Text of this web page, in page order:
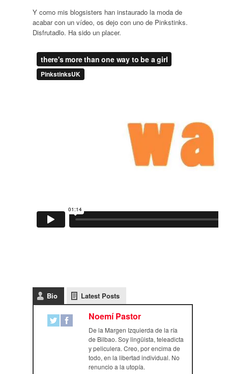
Y como mis blogsisters han instaurado la moda de
acabar con un vídeo, os dejo con uno de Pinkstinks.
Disfrutadlo. Ha sido un placer.
Bio Latest Posts
Noemí Pastor
De la Margen Izquierda de la ría
de Bilbao. Soy lingüista, teleadicta
y peliculera. Creo, por encima de
todo, en la libertad individual. No
renuncio a la utopía.